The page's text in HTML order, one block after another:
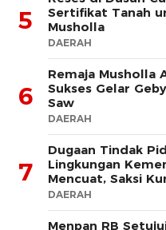
5
Sertifikat Tanah
Musholla
DAERAH
6
Remaja Musholla
Sukses Gelar
Saw
DAERAH
7
Dugaan Tindak
Lingkungan
Mencuat, Saksi
DAERAH
Menpan RB